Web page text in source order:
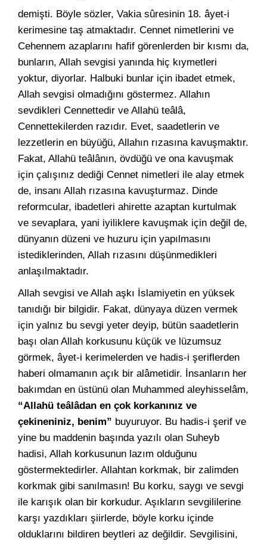
demişti. Böyle sözler, Vakia sûresinin 18. âyet-i
kerimesine taş atmaktadır. Cennet nimetlerini ve
Cehennem azaplarını hafif görenlerden bir kısmı da,
bunların, Allah sevgisi yanında hiç kıymetleri
yoktur, diyorlar. Halbuki bunlar için ibadet etmek,
Allah sevgisi olmadığını göstermez. Allahın
sevdikleri Cennettedir ve Allahü teâlâ,
Cennettekilerden razıdır. Evet, saadetlerin ve
lezzetlerin en büyüğü, Allahın rızasına kavuşmaktır.
Fakat, Allahü teâlânın, övdüğü ve ona kavuşmak
için çalışınız dediği Cennet nimetleri ile alay etmek
de, insanı Allah rızasına kavuşturmaz. Dinde
reformcular, ibadetleri ahirette azaptan kurtulmak
ve sevaplara, yani iyiliklere kavuşmak için değil de,
dünyanın düzeni ve huzuru için yapılmasını
istediklerinden, Allah rızasını düşünmedikleri
anlaşılmaktadır.
Allah sevgisi ve Allah aşkı İslamiyetin en yüksek
tanıdığı bir bilgidir. Fakat, dünyaya düzen vermek
için yalnız bu sevgi yeter deyip, bütün saadetlerin
başı olan Allah korkusunu küçük ve lüzumsuz
görmek, âyet-i kerimelerden ve hadis-i şeriflerden
haberi olmamanın açık bir alâmetidir. İnsanların her
bakımdan en üstünü olan Muhammed aleyhisselâm,
“Allahü teâlâdan en çok korkanınız ve
çekineniniz, benim” buyuruyor. Bu hadis-i şerif ve
yine bu maddenin başında yazılı olan Suheyb
hadisi, Allah korkusunun lazım olduğunu
göstermektedirler. Allahtan korkmak, bir zalimden
korkmak gibi sanılmasın! Bu korku, saygı ve sevgi
ile karışık olan bir korkudur. Aşıkların sevgililerine
karşı yazdıkları şiirlerde, böyle korku içinde
olduklarını bildiren beytleri az değildir. Sevgilisini,